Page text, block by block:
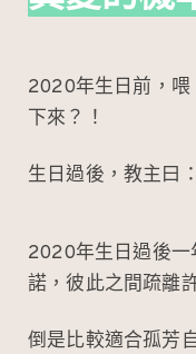
2020年生日前，喂
下來？！
生日過後，教主曰
2020年生日過後一
諾，彼此之間疏離
倒是比較適合孤芳